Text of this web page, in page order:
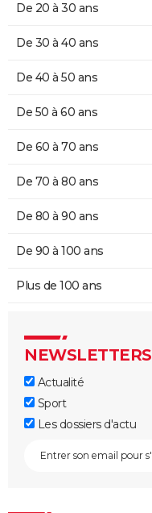
De 20 à 30 ans
De 30 à 40 ans
De 40 à 50 ans
De 50 à 60 ans
De 60 à 70 ans
De 70 à 80 ans
De 80 à 90 ans
De 90 à 100 ans
Plus de 100 ans
NEWSLETTERS
Actualité
Sport
Les dossiers d'actu